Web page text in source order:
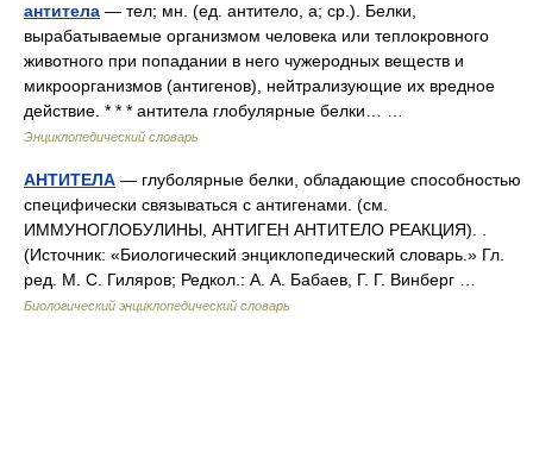
антитела — тел; мн. (ед. антитело, а; ср.). Белки,
вырабатываемые организмом человека или теплокровного
животного при попадании в него чужеродных веществ и
микроорганизмов (антигенов), нейтрализующие их вредное
действие. * * * антитела глобулярные белки… …
Энциклопедический словарь
АНТИТЕЛА — глуболярные белки, обладающие способностью
специфически связываться с антигенами. (см.
ИММУНОГЛОБУЛИНЫ, АНТИГЕН АНТИТЕЛО РЕАКЦИЯ). .
(Источник: «Биологический энциклопедический словарь.» Гл.
ред. М. С. Гиляров; Редкол.: А. А. Бабаев, Г. Г. Винберг …
Биологический энциклопедический словарь